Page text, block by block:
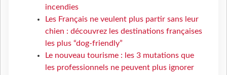
incendies
Les Français ne veulent plus partir sans leur
chien : découvrez les destinations françaises
les plus “dog-friendly”
Le nouveau tourisme : les 3 mutations que
les professionnels ne peuvent plus ignorer